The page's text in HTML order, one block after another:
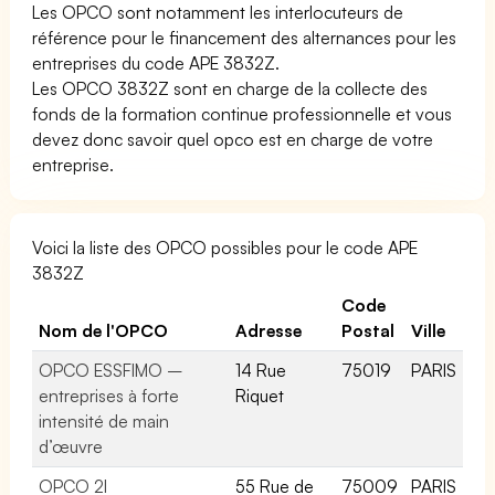
Les OPCO sont notamment les interlocuteurs de
référence pour le financement des alternances pour les
entreprises du code APE 3832Z.
Les OPCO 3832Z sont en charge de la collecte des
fonds de la formation continue professionnelle et vous
devez donc savoir quel opco est en charge de votre
entreprise.
Voici la liste des OPCO possibles pour le code APE
3832Z
Nom de l'OPCO Adresse
Code
Postal
Ville
OPCO ESSFIMO –
entreprises à forte
intensité de main
d’œuvre
14 Rue
Riquet
75019 PARIS
OPCO 2I 55 Rue de 75009 PARIS